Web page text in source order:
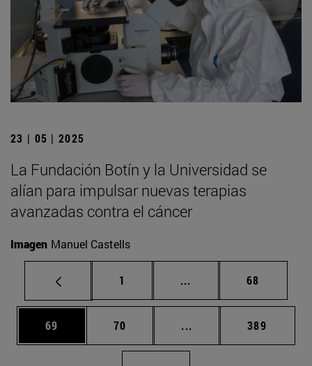
23 | 05 | 2025
La Fundación Botín y la Universidad se
alían para impulsar nuevas terapias
avanzadas contra el cáncer
Imagen Manuel Castells
Página
1 ... Páginas intermedias
Página
68
Página
69 Página
70 ... Páginas intermedias
Página
389